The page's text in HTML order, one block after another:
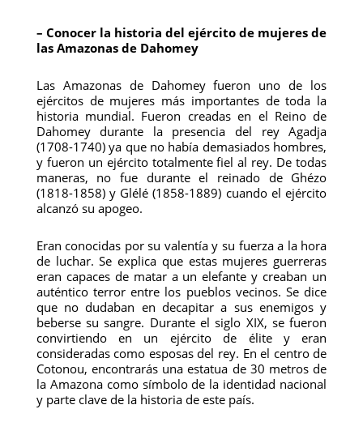
– Conocer la historia del ejército de mujeres de
las Amazonas de Dahomey
Las Amazonas de Dahomey fueron uno de los
ejércitos de mujeres más importantes de toda la
historia mundial. Fueron creadas en el Reino de
Dahomey durante la presencia del rey Agadja
(1708-1740) ya que no había demasiados hombres,
y fueron un ejército totalmente fiel al rey. De todas
maneras, no fue durante el reinado de Ghézo
(1818-1858) y Glélé (1858-1889) cuando el ejército
alcanzó su apogeo.
Eran conocidas por su valentía y su fuerza a la hora
de luchar. Se explica que estas mujeres guerreras
eran capaces de matar a un elefante y creaban un
auténtico terror entre los pueblos vecinos. Se dice
que no dudaban en decapitar a sus enemigos y
beberse su sangre. Durante el siglo XIX, se fueron
convirtiendo en un ejército de élite y eran
consideradas como esposas del rey. En el centro de
Cotonou, encontrarás una estatua de 30 metros de
la Amazona como símbolo de la identidad nacional
y parte clave de la historia de este país.